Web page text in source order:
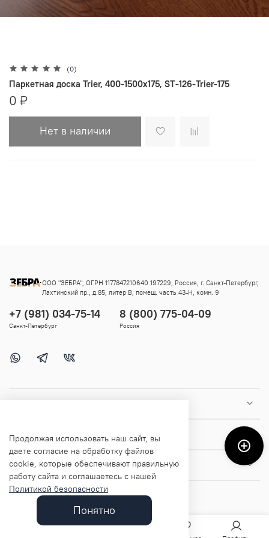
(0)
Паркетная доска Trier, 400-1500х175, ST-126-Trier-175
0 ₽
Нет в наличии
Помощь и информация
О магазине
+7 (981) 034-75-14
Санкт-Петербург
8 (800) 775-04-09
Россия
ООО "ЗЕБРА", ОГРН 1177847210640 197229, Россия, г. Санкт-Петербург,
Лахтинский пр., д.85, литер В, помещ. часть 43-Н, комн. 9
Продолжая использовать наш сайт, вы
даете согласие на обработку файлов
cookie, которые обеспечивают правильную
работу сайта и соглашаетесь с нашей
Политикой безопасности
Понятно